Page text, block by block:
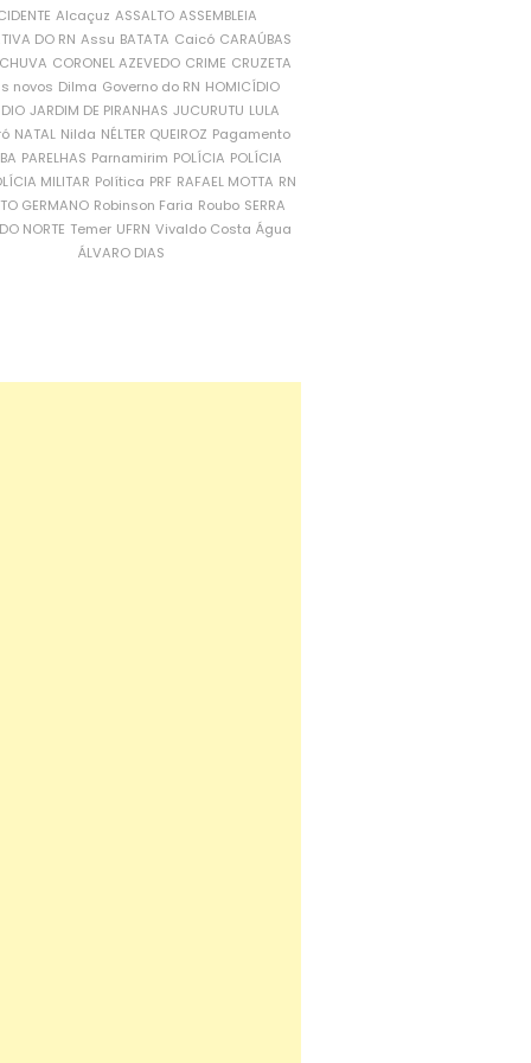
Alcaçuz ASSALTO ASSEMBLEIA
DO RN Assu BATATA Caicó CARAÚBAS
CORONEL AZEVEDO CRIME CRUZETA
novos Dilma Governo do RN HOMICÍDIO
JARDIM DE PIRANHAS JUCURUTU LULA
NATAL Nilda NÉLTER QUEIROZ Pagamento
PARELHAS Parnamirim POLÍCIA POLÍCIA
MILITAR Política PRF RAFAEL MOTTA RN
GERMANO Robinson Faria Roubo SERRA
NORTE Temer UFRN Vivaldo Costa Água
ÁLVARO DIAS